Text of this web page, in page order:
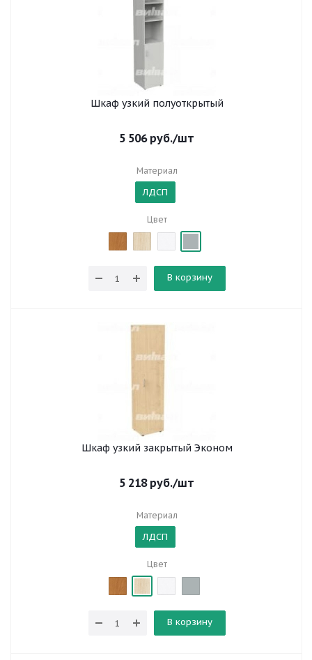
Шкаф узкий полуоткрытый
5 506руб./шт
Материал
ЛДСП
Цвет
В корзину
Шкаф узкий закрытый Эконом
5 218руб./шт
Материал
ЛДСП
Цвет
В корзину